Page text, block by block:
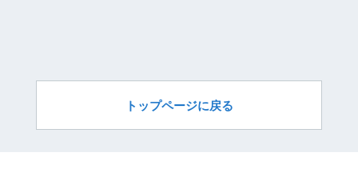
トップページに戻る